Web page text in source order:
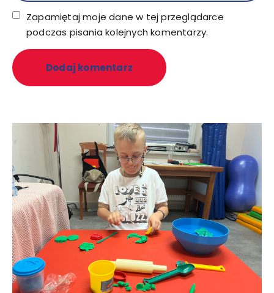
Zapamiętaj moje dane w tej przeglądarce
podczas pisania kolejnych komentarzy.